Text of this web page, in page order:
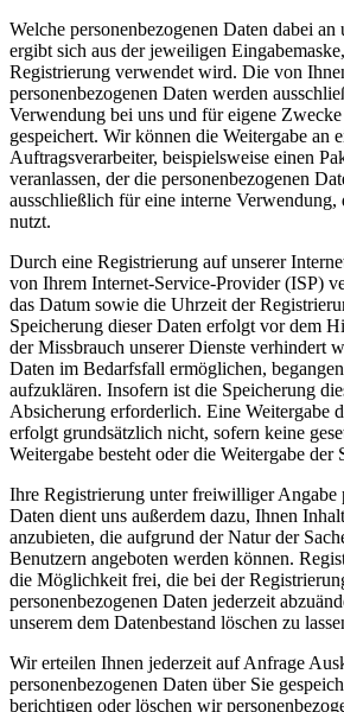
Welche personenbezogenen Daten dabei
ergibt sich aus der jeweiligen
Registrierung verwendet wird. Die von
personenbezogenen Daten werden
Verwendung bei uns und für eigene
gespeichert. Wir können die Weitergabe an
Auftragsverarbeiter, beispielsweise einen
veranlassen, der die personenbezogenen
ausschließlich für eine interne Verwendung,
nutzt.
Durch eine Registrierung auf unserer
von Ihrem Internet-Service-Provider (ISP)
das Datum sowie die Uhrzeit der
Speicherung dieser Daten erfolgt vor dem
der Missbrauch unserer Dienste verhindert
Daten im Bedarfsfall ermöglichen,
aufzuklären. Insofern ist die Speicherung
Absicherung erforderlich. Eine Weitergabe
erfolgt grundsätzlich nicht, sofern keine
Weitergabe besteht oder die Weitergabe
Ihre Registrierung unter freiwilliger Angabe
Daten dient uns außerdem dazu, Ihnen
anzubieten, die aufgrund der Natur der
Benutzern angeboten werden können.
die Möglichkeit frei, die bei der
personenbezogenen Daten jederzeit
unserem dem Datenbestand löschen zu
Wir erteilen Ihnen jederzeit auf Anfrage
personenbezogenen Daten über Sie
berichtigen oder löschen wir